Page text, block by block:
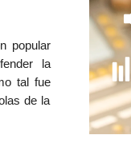
popular
la
tal fue
de la